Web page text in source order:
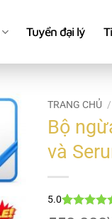
Tuyển đại lý
TRANG CHỦ /
Bộ
và
5.0
5.0
trên 5
3